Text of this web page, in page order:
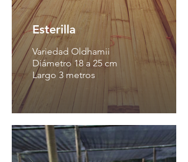
Esterilla
Variedad Oldhamii
Diámetro 18 a 25 cm
Largo 3 metros